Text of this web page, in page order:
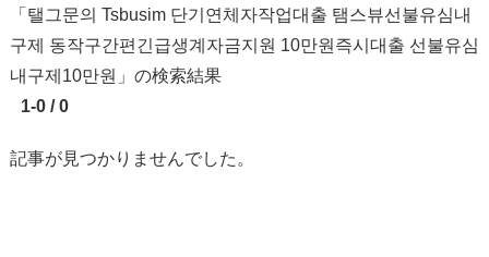
「탤그문의 Tsbusim 단기연체자작업대출 탬스뷰선불유심내
구제 동작구간편긴급생계자금지원 10만원즉시대출 선불유심
내구제10만원」の検索結果
1-0 / 0
記事が見つかりませんでした。